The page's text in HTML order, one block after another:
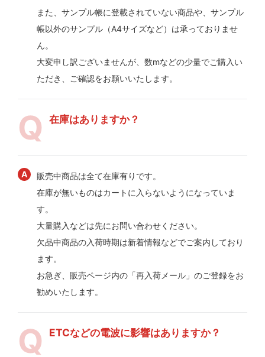
また、サンプル帳に登載されていない商品や、サンプル
帳以外のサンプル（A4サイズなど）は承っておりませ
ん。
大変申し訳ございませんが、数mなどの少量でご購入い
ただき、ご確認をお願いいたします。
在庫はありますか？
販売中商品は全て在庫有りです。
在庫が無いものはカートに入らないようになっていま
す。
大量購入などは先にお問い合わせください。
欠品中商品の入荷時期は新着情報などでご案内しており
ます。
お急ぎ、販売ページ内の「再入荷メール」のご登録をお
勧めいたします。
ETCなどの電波に影響はありますか？